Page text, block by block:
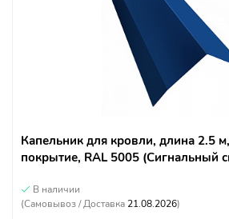
Капельник для кровли, длина 2.5
покрытие, RAL 5005 (Сигнальный
В наличии
(Самовывоз / Доставка 21.08.2026)